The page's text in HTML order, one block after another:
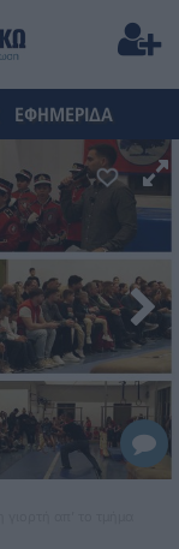
ΕΦΗΜΕΡΙΔΑ